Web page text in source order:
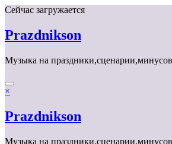
Перейти
содержимому
Сейчас загружается
Prazdnikson
Музыка на
×
Prazdnikson
Музыка на